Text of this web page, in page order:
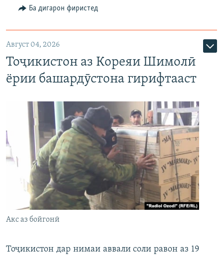
Ба дигарон фиристед
Август 04, 2026
Тоҷикистон аз Кореяи Шимолӣ
ёрии башардӯстона гирифтааст
Акс аз бойгонӣ
Тоҷикистон дар нимаи аввали соли равон аз 19